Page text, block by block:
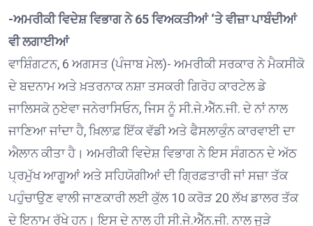
-ਅਮਰੀਕੀ ਵਿਦੇਸ਼ ਵਿਭਾਗ ਨੇ 65 ਵਿਅਕਤੀਆਂ ‘ਤੇ ਵੀਜ਼ਾ ਪਾਬੰਦੀਆਂ
ਵੀ ਲਗਾਈਆਂ
ਵਾਸ਼ਿੰਗਟਨ, 6 ਅਗਸਤ (ਪੰਜਾਬ ਮੇਲ)- ਅਮਰੀਕੀ ਸਰਕਾਰ ਨੇ ਮੈਕਸੀਕੋ
ਦੇ ਬਦਨਾਮ ਅਤੇ ਖ਼ਤਰਨਾਕ ਨਸ਼ਾ ਤਸਕਰੀ ਗਿਰੋਹ ਕਾਰਟੇਲ ਡੇ
ਜਾਲਿਸਕੋ ਨੁਏਵਾ ਜਨੇਰਾਸਿਓਨ, ਜਿਸ ਨੂੰ ਸੀ.ਜੇ.ਐੱਨ.ਜੀ. ਦੇ ਨਾਂ ਨਾਲ
ਜਾਣਿਆ ਜਾਂਦਾ ਹੈ, ਖ਼ਿਲਾਫ਼ ਇੱਕ ਵੱਡੀ ਅਤੇ ਫੈਸਲਾਕੁੰਨ ਕਾਰਵਾਈ ਦਾ
ਐਲਾਨ ਕੀਤਾ ਹੈ। ਅਮਰੀਕੀ ਵਿਦੇਸ਼ ਵਿਭਾਗ ਨੇ ਇਸ ਸੰਗਠਨ ਦੇ ਅੱਠ
ਪ੍ਰਮੁੱਖ ਆਗੂਆਂ ਅਤੇ ਸਹਿਯੋਗੀਆਂ ਦੀ ਗ੍ਰਿਫ਼ਤਾਰੀ ਜਾਂ ਸਜ਼ਾ ਤੱਕ
ਪਹੁੰਚਾਉਣ ਵਾਲੀ ਜਾਣਕਾਰੀ ਲਈ ਕੁੱਲ 10 ਕਰੋੜ 20 ਲੱਖ ਡਾਲਰ ਤੱਕ
ਦੇ ਇਨਾਮ ਰੱਖੇ ਹਨ। ਇਸ ਦੇ ਨਾਲ ਹੀ ਸੀ.ਜੇ.ਐੱਨ.ਜੀ. ਨਾਲ ਜੁੜੇ